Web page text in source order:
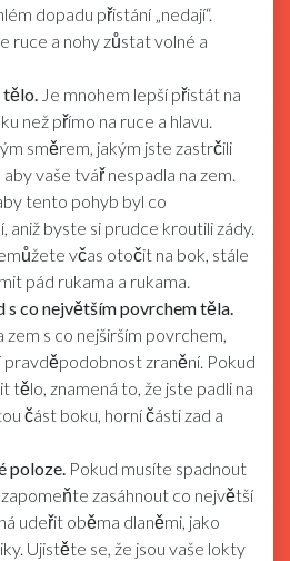
dopadu přistání „nedají“.
ruce a nohy zůstat volné a
tělo. Je mnohem lepší přistát na
než přímo na ruce a hlavu.
směrem, jakým jste zastrčili
vaše tvář nespadla na zem.
tento pohyb byl co
aniž byste si prudce kroutili zády.
včas otočit na bok, stále
pád rukama a rukama.
s co největším povrchem těla.
zem s co nejširším povrchem,
zranění. Pokud
tělo, znamená to, že jste padli na
část boku, horní části zad a
poloze. Pokud musíte spadnout
zasáhnout co největší
udeřit oběma dlaněmi, jako
Ujistěte se, že jsou vaše lokty